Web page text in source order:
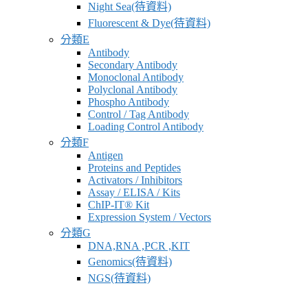
Night Sea(待資料)
Fluorescent & Dye(待資料)
分類E
Antibody
Secondary Antibody
Monoclonal Antibody
Polyclonal Antibody
Phospho Antibody
Control / Tag Antibody
Loading Control Antibody
分類F
Antigen
Proteins and Peptides
Activators / Inhibitors
Assay / ELISA / Kits
ChIP-IT® Kit
Expression System / Vectors
分類G
DNA,RNA ,PCR ,KIT
Genomics(待資料)
NGS(待資料)